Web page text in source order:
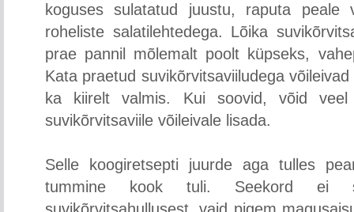
koguses sulatatud juustu, raputa
roheliste salatilehtedega. Lõika
prae pannil mõlemalt poolt küpseks,
Kata praetud suvikõrvitsaviiludega
ka kiirelt valmis. Kui soovid, võid
suvikõrvitsaviile võileivale lisada.
Selle koogiretsepti juurde aga tulles
tummine kook tuli. Seekord ei